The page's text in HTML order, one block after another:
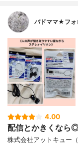
バドママ★フ
4.00
配信とかきくなら
株式会社アットキュー